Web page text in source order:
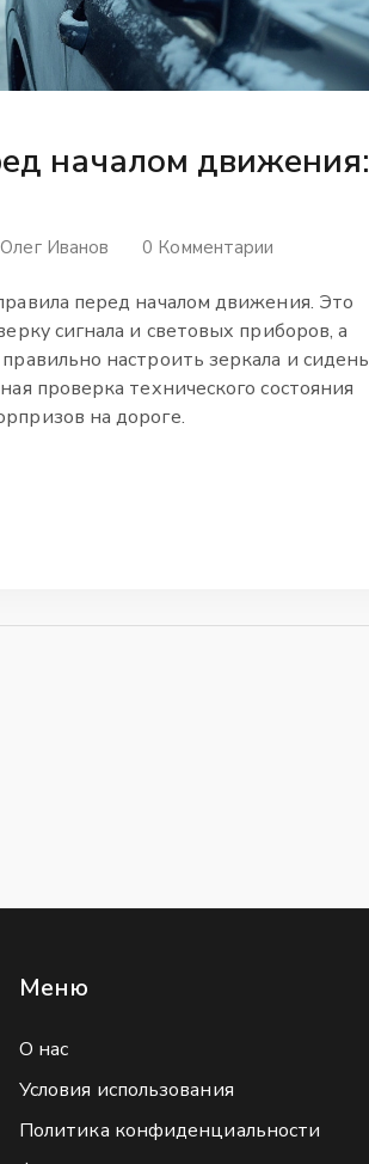
началом движения:
Олег Иванов 0 Комментарии
перед началом движения. Это
сигнала и световых приборов, а
настроить зеркала и
проверка технического состояния
на дороге.
Меню
О нас
Условия использования
Политика конфиденциальности